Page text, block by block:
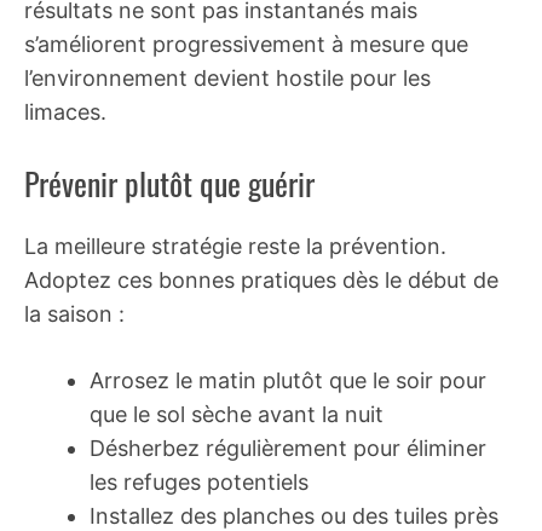
résultats ne sont pas instantanés mais
s’améliorent progressivement à mesure que
l’environnement devient hostile pour les
limaces.
Prévenir plutôt que guérir
La meilleure stratégie reste la prévention.
Adoptez ces bonnes pratiques dès le début de
la saison :
Arrosez le matin plutôt que le soir pour
que le sol sèche avant la nuit
Désherbez régulièrement pour éliminer
les refuges potentiels
Installez des planches ou des tuiles près